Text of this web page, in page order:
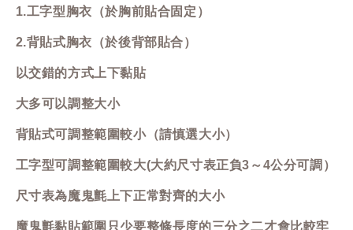
1.工字型胸衣（於胸前貼合固定）
2.背貼式胸衣（於後背部貼合）
以交錯的方式上下黏貼
大多可以調整大小
背貼式可調整範圍較小（請慎選大小）
工字型可調整範圍較大(大約尺寸表正負3～4公分可調）
尺寸表為魔鬼氈上下正常對齊的大小
魔鬼氈黏貼範圍只少要整條長度的三分之二才會比較牢